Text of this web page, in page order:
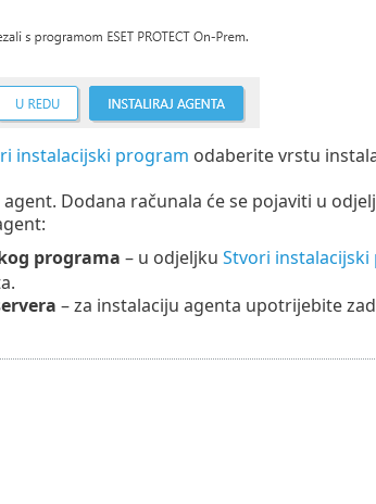
instalacijski program odaberite vrstu
Dodana računala će se pojaviti u
programa – u odjeljku Stvori
– za instalaciju agenta upotrijebite